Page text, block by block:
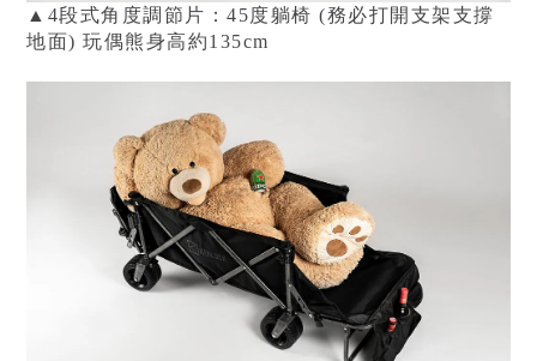
▲4段式角度調節片：45度躺椅 (務必打開支架支撐
地面) 玩偶熊身高約135cm